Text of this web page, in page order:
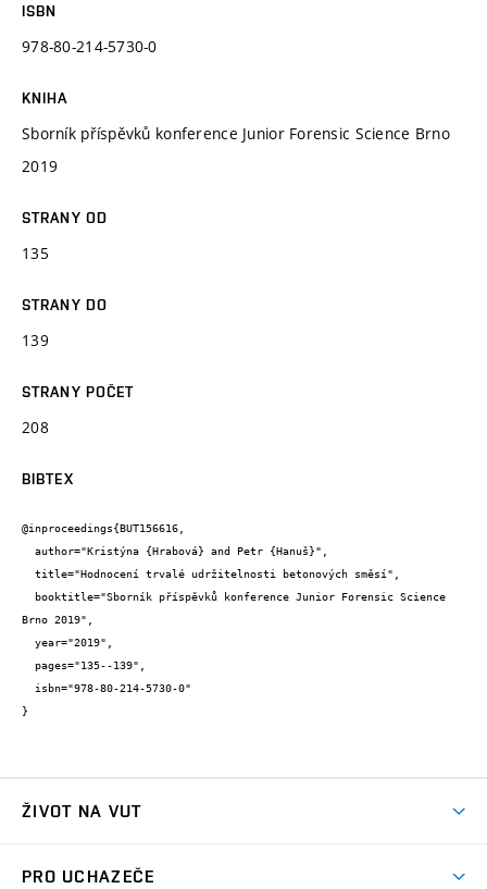
ISBN
978-80-214-5730-0
KNIHA
Sborník příspěvků konference Junior Forensic Science Brno
2019
STRANY OD
135
STRANY DO
139
STRANY POČET
208
BIBTEX
@inproceedings{BUT156616,
Brno 2019",
}
ŽIVOT NA VUT
PRO UCHAZEČE